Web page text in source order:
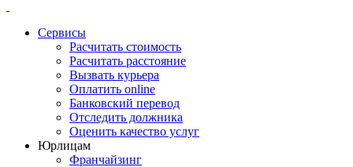
Сервисы
Расчитать стоимость
Расчитать расстояние
Вызвать курьера
Оплатить online
Банковский перевод
Отследить должника
Оценить качество услуг
Юрлицам
Франчайзинг